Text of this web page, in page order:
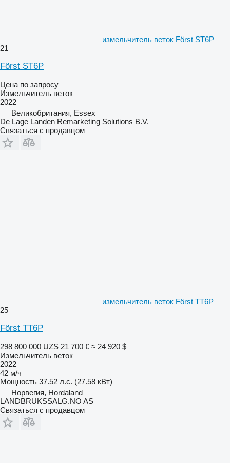
измельчитель веток Först ST6P
21
Först ST6P
Цена по запросу
Измельчитель веток
2022
Великобритания, Essex
De Lage Landen Remarketing Solutions B.V.
Связаться с продавцом
измельчитель веток Först TT6P
25
Först TT6P
298 800 000 UZS 21 700 € ≈ 24 920 $
Измельчитель веток
2022
42 м/ч
Мощность 37.52 л.с. (27.58 кВт)
Норвегия, Hordaland
LANDBRUKSSALG.NO AS
Связаться с продавцом